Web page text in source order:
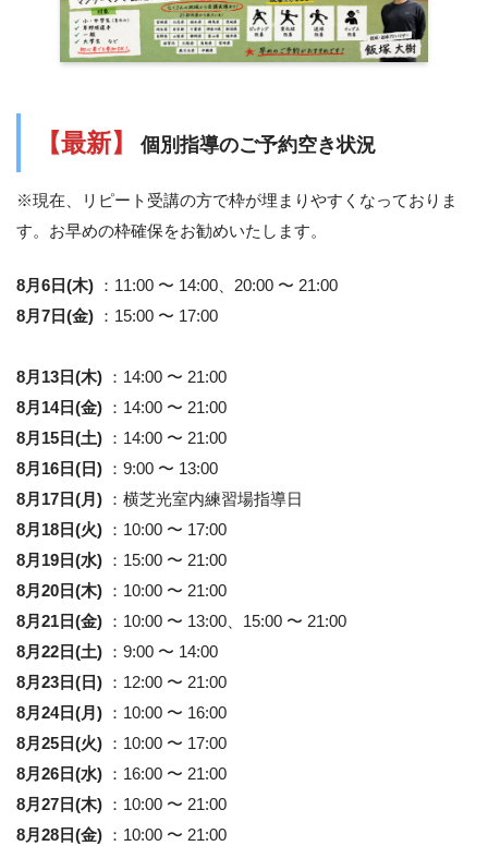
【最新】 個別指導のご予約空き状況
※現在、リピート受講の方で枠が埋まりやすくなっておりま
す。お早めの枠確保をお勧めいたします。
8月6日(木)
：11:00 〜 14:00、20:00 〜 21:00
8月7日(金)
：15:00 〜 17:00
8月13日(木)
：14:00 〜 21:00
8月14日(金)
：14:00 〜 21:00
8月15日(土)
：14:00 〜 21:00
8月16日(日)
：9:00 〜 13:00
8月17日(月)
：横芝光室内練習場指導日
8月18日(火)
：10:00 〜 17:00
8月19日(水)
：15:00 〜 21:00
8月20日(木)
：10:00 〜 21:00
8月21日(金)
：10:00 〜 13:00、15:00 〜 21:00
8月22日(土)
：9:00 〜 14:00
8月23日(日)
：12:00 〜 21:00
8月24日(月)
：10:00 〜 16:00
8月25日(火)
：10:00 〜 17:00
8月26日(水)
：16:00 〜 21:00
8月27日(木)
：10:00 〜 21:00
8月28日(金)
：10:00 〜 21:00